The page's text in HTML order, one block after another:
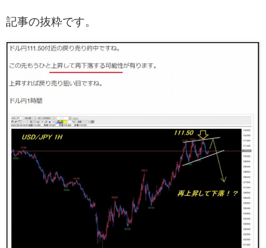
記事の抜粋です。